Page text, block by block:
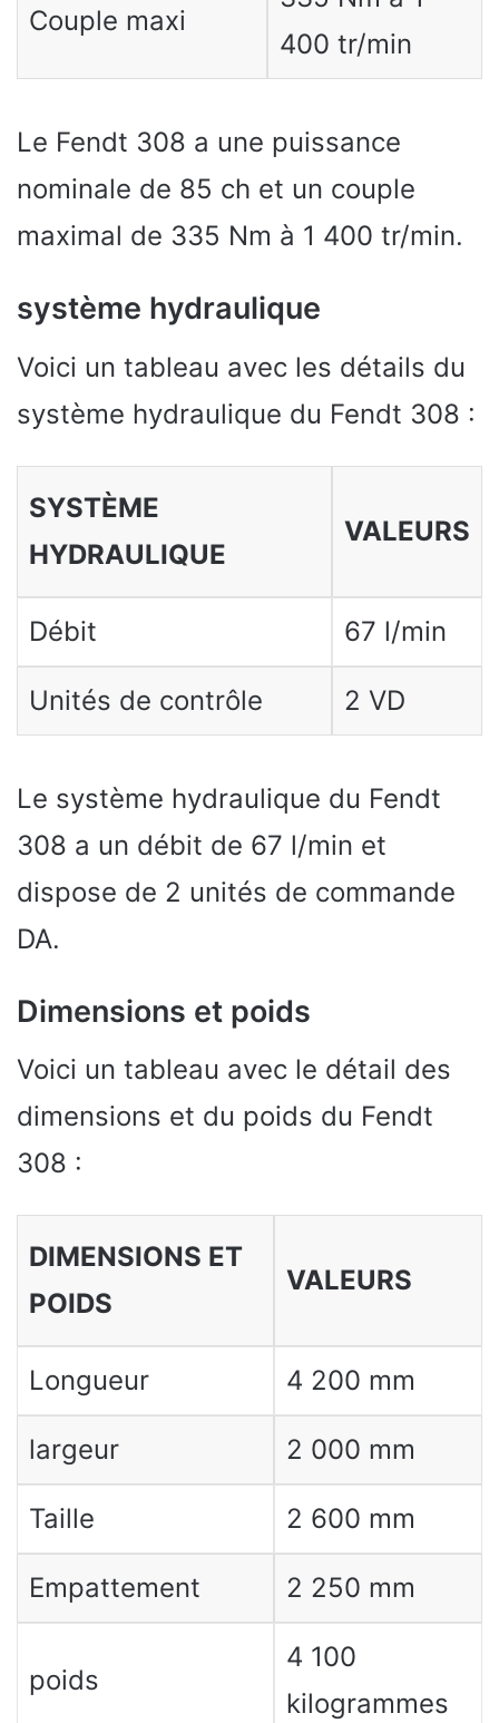
Couple maxi
400 tr/min
Le Fendt 308 a une puissance
nominale de 85 ch et un couple
maximal de 335 Nm à 1 400 tr/min.
système hydraulique
Voici un tableau avec les détails du
système hydraulique du Fendt 308 :
SYSTÈME
HYDRAULIQUE
VALEURS
Débit 67 l/min
Unités de contrôle 2 VD
Le système hydraulique du Fendt
308 a un débit de 67 l/min et
dispose de 2 unités de commande
DA.
Dimensions et poids
Voici un tableau avec le détail des
dimensions et du poids du Fendt
308 :
DIMENSIONS ET
POIDS
VALEURS
Longueur 4 200 mm
largeur 2 000 mm
Taille 2 600 mm
Empattement 2 250 mm
poids
4 100
kilogrammes